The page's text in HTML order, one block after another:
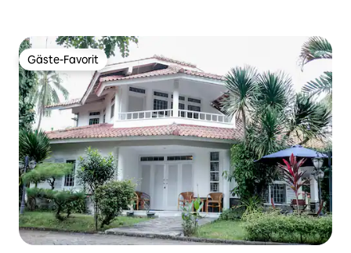
Gäste-Favorit
Gäste-Favorit